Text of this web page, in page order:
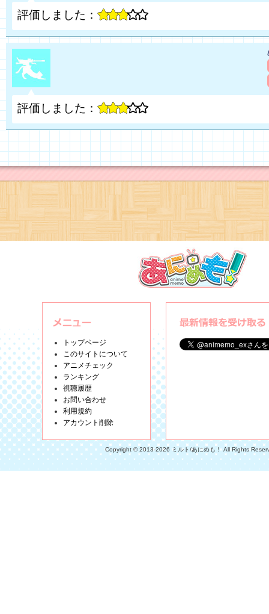
評価しました：
評価しました：
トップページ
このサイトについて
アニメチェック
ランキング
視聴履歴
お問い合わせ
利用規約
アカウント削除
Copyright © 2013-2026 ミルト/あにめも！ All Rights